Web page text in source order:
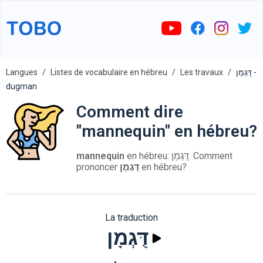
Langues Listes de vocabulaire en hébreu Les travaux
דֻּגְמָן -
dugman
Comment dire
"mannequin" en hébreu?
mannequin en hébreu: דֻּגְמָן. Comment
prononcer דֻּגְמָן en hébreu?
La traduction
דֻּגְמָן